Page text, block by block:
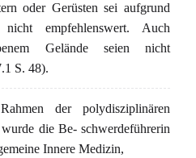
oder Gerüsten sei aufgrund
nicht empfehlenswert. Auch
Gelände seien nicht
S. 48).
der polydisziplinären
die Be- schwerdeführerin
Innere Medizin,